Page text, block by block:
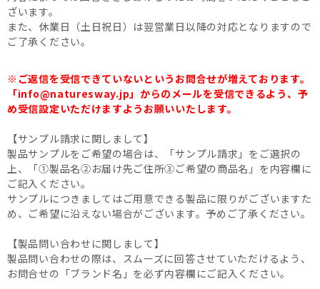
ざいます。
また、休業日（土日祝日）は翌営業日以降の対応となりますので
ご了承ください。
※ご返信を受信できていないというお問合せが増えております。
「info@naturesway.jp」からのメールを受信できるよう、予
め受信設定いただけますようお願いいたします。
【サンプル請求に関しまして】
製品サンプルをご希望の場合は、「サンプル請求」をご選択の
上、「①製品名②お届け先ご住所③ご希望の商品名」を内容欄に
ご記入ください。
サンプルにつきましてはご用意できる製品に限りがございますた
め、ご希望に沿えない場合がございます。予めご了承ください。
【製品問い合わせに関しまして】
製品問い合わせの際は、スムーズに回答させていただけるよう、
お問合せの「ブランド名」を必ず内容欄にご記入ください。